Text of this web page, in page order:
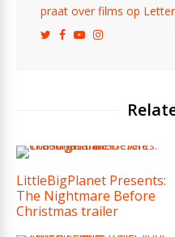
praat over films op
LittleBigPlanet Presents:
The Nightmare Before
Christmas trailer